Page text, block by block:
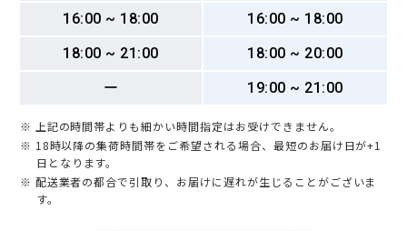
16:00 ~ 18:00
16:00 ~ 18:00
18:00 ~ 21:00
18:00 ~ 20:00
ー
19:00 ~ 21:00
※ 上記の時間帯よりも細かい時間指定はお受けできません。
※ 18時以降の集荷時間帯をご希望される場合、最短のお届け日が+1
日となります。
※ 配送業者の都合で引取り、お届けに遅れが生じることがございま
す。